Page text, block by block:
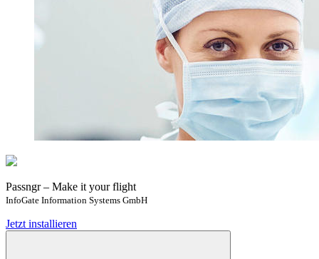
Passngr – Make it your flight
InfoGate Information Systems GmbH
Jetzt installieren